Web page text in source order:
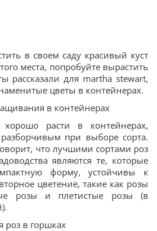
в своем саду красивый куст
места, попробуйте вырастить
рассказали для martha stewart,
цветы в контейнерах.
в контейнерах
расти в контейнерах,
при выборе сорта.
что лучшими сортами роз
являются те, которые
форму, устойчивы к
цветение, такие как розы
розы и плетистые розы (в
роз в горшках